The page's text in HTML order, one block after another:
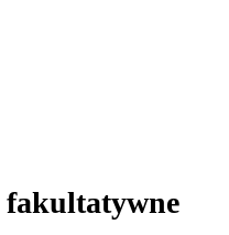
fakultatywne